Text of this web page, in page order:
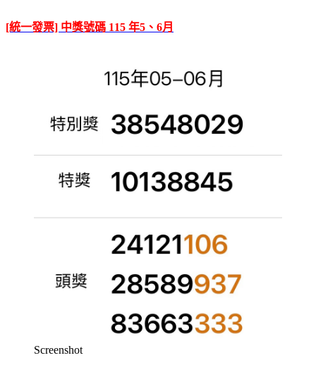
[統一發票] 中獎號碼 115 年5、6月
Screenshot